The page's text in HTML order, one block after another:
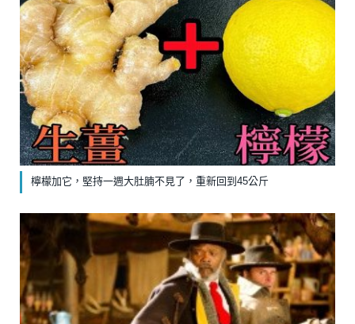
檸檬加它，堅持一週大肚腩不見了，重新回到45公斤